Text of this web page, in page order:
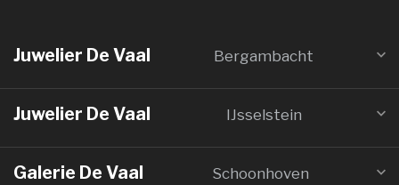
Juwelier De Vaal Bergambacht
Juwelier De Vaal IJsselstein
Galerie De Vaal Schoonhoven